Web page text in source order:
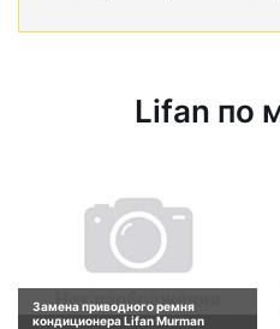
Lifan по
Замена приводного ремня
кондиционера Lifan Murman